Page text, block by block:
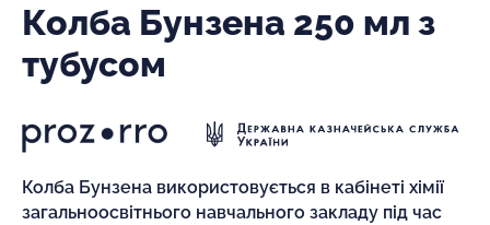
Колба Бунзена 250 мл з
тубусом
Колба Бунзена використовується в кабінеті хімії
загальноосвітнього навчального закладу під час